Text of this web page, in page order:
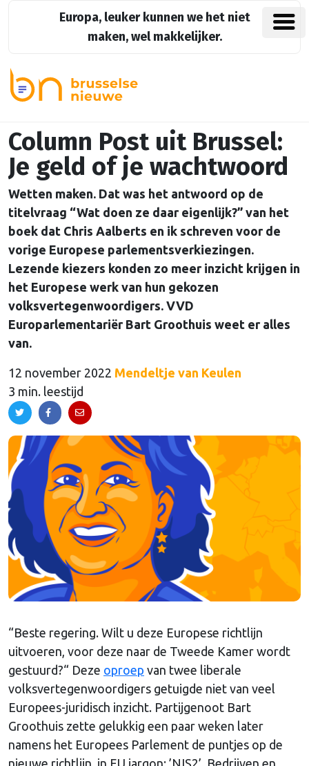
Europa, leuker kunnen we het niet
maken, wel makkelijker.
Column Post uit Brussel:
Je geld of je wachtwoord
Wetten maken. Dat was het antwoord op de
titelvraag “Wat doen ze daar eigenlijk?” van het
boek dat Chris Aalberts en ik schreven voor de
vorige Europese parlementsverkiezingen.
Lezende kiezers konden zo meer inzicht krijgen in
het Europese werk van hun gekozen
volksvertegenwoordigers. VVD
Europarlementariër Bart Groothuis weet er alles
van.
12 november 2022 Mendeltje van Keulen
3 min. leestijd
“Beste regering. Wilt u deze Europese richtlijn
uitvoeren, voor deze naar de Tweede Kamer wordt
gestuurd?“ Deze oproep van twee liberale
volksvertegenwoordigers getuigde niet van veel
Europees-juridisch inzicht. Partijgenoot Bart
Groothuis zette gelukkig een paar weken later
namens het Europees Parlement de puntjes op de
nieuwe richtlijn, in EU jargon: ’NIS2’. Bedrijven en